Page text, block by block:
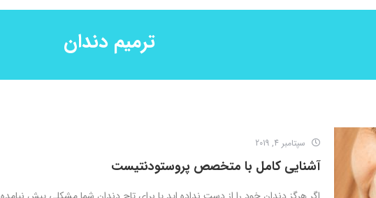
ترمیم دندان
سپتامبر 4, 2019
آشنایی کامل با متخصص پروستودنتیست